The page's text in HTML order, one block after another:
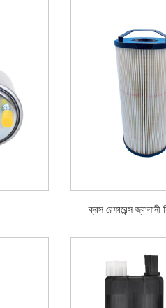
ক্রস রেফারেন্স